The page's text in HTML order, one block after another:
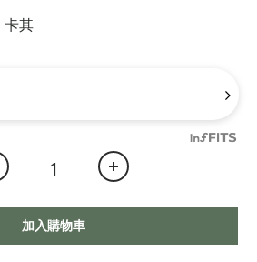
卡其
加入購物車